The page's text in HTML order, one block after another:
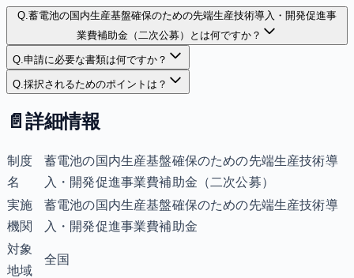
Q.蓄電池の国内生産基盤確保のための先端生産技術導入・開発促進事
業費補助金（二次公募）とは何ですか？
Q.申請に必要な書類は何ですか？
Q.採択されるためのポイントは？
📄 詳細情報
制度
名
蓄電池の国内生産基盤確保のための先端生産技術導
入・開発促進事業費補助金（二次公募）
実施
機関
蓄電池の国内生産基盤確保のための先端生産技術導
入・開発促進事業費補助金
対象
地域
全国